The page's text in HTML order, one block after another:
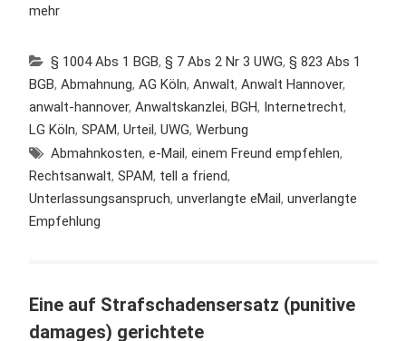
mehr
§ 1004 Abs 1 BGB, § 7 Abs 2 Nr 3 UWG, § 823 Abs 1
BGB, Abmahnung, AG Köln, Anwalt, Anwalt Hannover,
anwalt-hannover, Anwaltskanzlei, BGH, Internetrecht,
LG Köln, SPAM, Urteil, UWG, Werbung
Abmahnkosten, e-Mail, einem Freund empfehlen,
Rechtsanwalt, SPAM, tell a friend,
Unterlassungsanspruch, unverlangte eMail, unverlangte
Empfehlung
Eine auf Strafschadensersatz (punitive
damages) gerichtete